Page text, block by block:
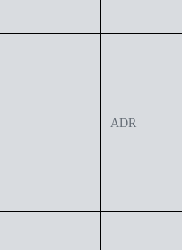
ADR